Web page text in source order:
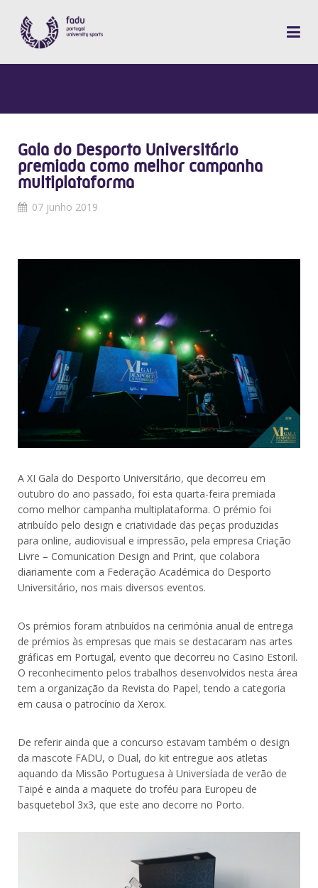
Gala do Desporto Universitário
premiada como melhor campanha
multiplataforma
07 junho 2019
A XI Gala do Desporto Universitário, que decorreu em
outubro do ano passado, foi esta quarta-feira premiada
como melhor campanha multiplataforma. O prémio foi
atribuído pelo design e criatividade das peças produzidas
para online, audiovisual e impressão, pela empresa Criação
Livre – Comunication Design and Print, que colabora
diariamente com a Federação Académica do Desporto
Universitário, nos mais diversos eventos.
Os prémios foram atribuídos na cerimónia anual de entrega
de prémios às empresas que mais se destacaram nas artes
gráficas em Portugal, evento que decorreu no Casino Estoril.
O reconhecimento pelos trabalhos desenvolvidos nesta área
tem a organização da Revista do Papel, tendo a categoria
em causa o patrocínio da Xerox.
De referir ainda que a concurso estavam também o design
da mascote FADU, o Dual, do kit entregue aos atletas
aquando da Missão Portuguesa à Universíada de verão de
Taipé e ainda a maquete do troféu para Europeu de
basquetebol 3x3, que este ano decorre no Porto.